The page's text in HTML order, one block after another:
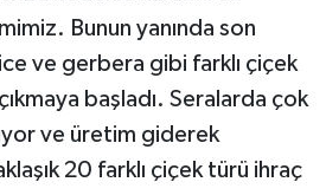
Bunun yanında son
ve gerbera gibi farklı çiçek
başladı. Seralarda çok
ve üretim giderek
20 farklı çiçek türü ihraç